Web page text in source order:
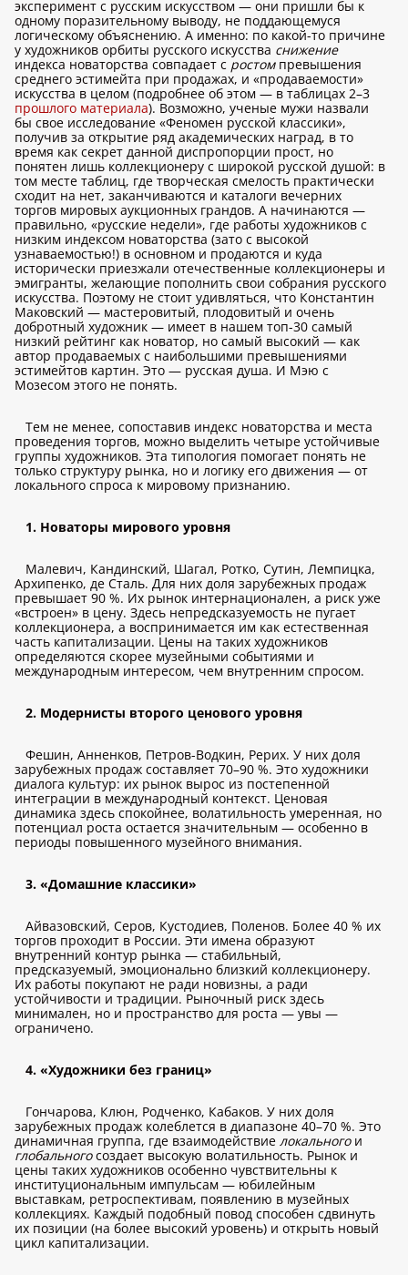
эксперимент с русским искусством — они пришли бы к
одному поразительному выводу, не поддающемуся
логическому объяснению. А именно: по какой-то причине
у художников орбиты русского искусства снижение
индекса новаторства совпадает с ростомпревышения
среднего эстимейта при продажах, и «продаваемости»
искусства в целом (подробнее об этом — в таблицах 2–3
прошлого материала). Возможно, ученые мужи назвали
бы свое исследование «Феномен русской классики»,
получив за открытие ряд академических наград, в то
время как секрет данной диспропорции прост, но
понятен лишь коллекционеру с широкой русской душой: в
том месте таблиц, где творческая смелость практически
сходит на нет, заканчиваются и каталоги вечерних
торгов мировых аукционных грандов. А начинаются —
правильно, «русские недели», где работы художников с
низким индексом новаторства (зато с высокой
узнаваемостью!) в основном и продаются и куда
исторически приезжали отечественные коллекционеры и
эмигранты, желающие пополнить свои собрания русского
искусства. Поэтому не стоит удивляться, что Константин
Маковский — мастеровитый, плодовитый и очень
добротный художник — имеет в нашем топ-30 самый
низкий рейтинг как новатор, но самый высокий — как
автор продаваемых с наибольшими превышениями
эстимейтов картин. Это — русская душа. И Мэю с
Мозесом этого не понять.
Тем не менее, сопоставив индекс новаторства и места
проведения торгов, можно выделить четыре устойчивые
группы художников. Эта типология помогает понять не
только структуру рынка, но и логику его движения — от
локального спроса к мировому признанию.
1. Новаторы мирового уровня
Малевич, Кандинский, Шагал, Ротко, Сутин, Лемпицка,
Архипенко, де Сталь. Для них доля зарубежных продаж
превышает 90 %. Их рынок интернационален, а риск уже
«встроен» в цену. Здесь непредсказуемость не пугает
коллекционера, а воспринимается им как естественная
часть капитализации. Цены на таких художников
определяются скорее музейными событиями и
международным интересом, чем внутренним спросом.
2. Модернисты второго ценового уровня
Фешин, Анненков, Петров-Водкин, Рерих. У них доля
зарубежных продаж составляет 70–90 %. Это художники
диалога культур: их рынок вырос из постепенной
интеграции в международный контекст. Ценовая
динамика здесь спокойнее, волатильность умеренная, но
потенциал роста остается значительным — особенно в
периоды повышенного музейного внимания.
3. «Домашние классики»
Айвазовский, Серов, Кустодиев, Поленов. Более 40 % их
торгов проходит в России. Эти имена образуют
внутренний контур рынка — стабильный,
предсказуемый, эмоционально близкий коллекционеру.
Их работы покупают не ради новизны, а ради
устойчивости и традиции. Рыночный риск здесь
минимален, но и пространство для роста — увы —
ограничено.
4. «Художники без границ»
Гончарова, Клюн, Родченко, Кабаков. У них доля
зарубежных продаж колеблется в диапазоне 40–70 %. Это
динамичная группа, где взаимодействие локальногои
глобальногосоздает высокую волатильность. Рынок и
цены таких художников особенно чувствительны к
институциональным импульсам — юбилейным
выставкам, ретроспективам, появлению в музейных
коллекциях. Каждый подобный повод способен сдвинуть
их позиции (на более высокий уровень) и открыть новый
цикл капитализации.